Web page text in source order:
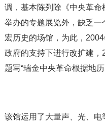
调，基本陈列除《中央革
举办的专题展览外，缺乏
宏历史的场馆，为此，
政府的支持下进行改扩建
题写“瑞金中央革命根据地历
该馆运用了大量声、光、